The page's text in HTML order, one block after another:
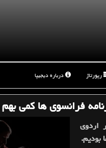
رپورتاژ درباره دیجیپا
فرانسوی ها كمی
اردوی
بودیم.